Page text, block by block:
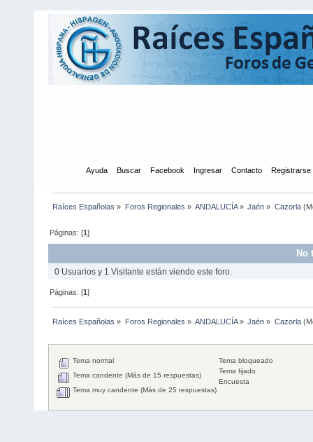
Ayuda Buscar Facebook Ingresar Contacto Registrarse
Raíces Españolas » Foros Regionales » ANDALUCÍA» Jaén » Cazorla
Páginas: [1]
No
0 Usuarios y 1 Visitante están viendo este foro.
Páginas: [1]
Raíces Españolas » Foros Regionales » ANDALUCÍA» Jaén » Cazorla
Tema normal
Tema candente (Más de 15 respuestas)
Tema muy candente (Más de 25 respuestas)
Tema bloqueado
Tema fijado
Encuesta